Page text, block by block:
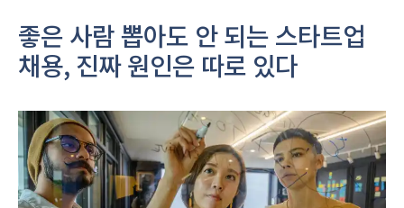
좋은 사람 뽑아도 안 되는 스타트업
채용, 진짜 원인은 따로 있다